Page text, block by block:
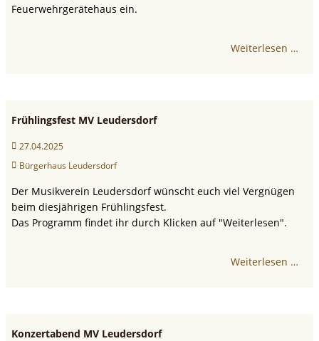
Feuerwehrgerätehaus ein.
Weiterlesen …
Frühlingsfest MV Leudersdorf
27.04.2025
Bürgerhaus Leudersdorf
Der Musikverein Leudersdorf wünscht euch viel Vergnügen
beim diesjährigen Frühlingsfest.
Das Programm findet ihr durch Klicken auf "Weiterlesen".
Weiterlesen …
Konzertabend MV Leudersdorf